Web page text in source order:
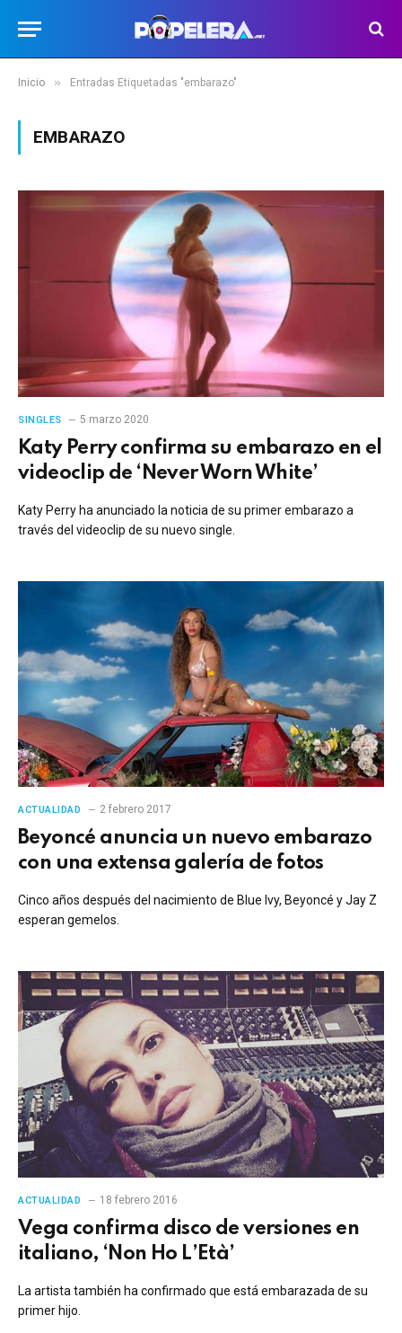
Inicio » Entradas Etiquetadas "embarazo"
EMBARAZO
SINGLES 5 marzo 2020
Katy Perry confirma su embarazo en el
videoclip de ‘Never Worn White’
Katy Perry ha anunciado la noticia de su primer embarazo a
través del videoclip de su nuevo single.
ACTUALIDAD 2 febrero 2017
Beyoncé anuncia un nuevo embarazo
con una extensa galería de fotos
Cinco años después del nacimiento de Blue Ivy, Beyoncé y Jay Z
esperan gemelos.
ACTUALIDAD 18 febrero 2016
Vega confirma disco de versiones en
italiano, ‘Non Ho L’Età’
La artista también ha confirmado que está embarazada de su
primer hijo.